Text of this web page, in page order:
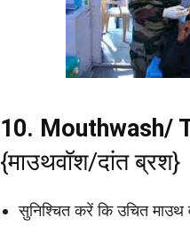
10. Mouthwash/
{माउथवॉश/दांत ब्रश}
सुनिश्चित करें कि उचित